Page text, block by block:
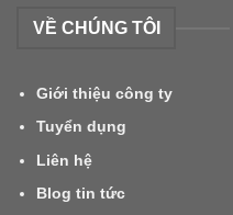
VỀ CHÚNG TÔI
Giới thiệu công ty
Tuyển dụng
Liên hệ
Blog tin tức